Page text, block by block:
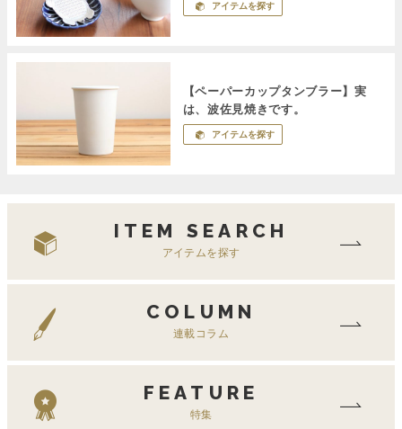
アイテムを探す
【ペーパーカップタンブラー】実
は、波佐見焼きです。
アイテムを探す
ITEM SEARCH
アイテムを探す
COLUMN
連載コラム
FEATURE
特集